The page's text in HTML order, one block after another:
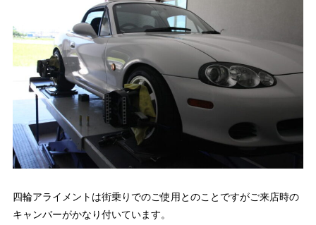
四輪アライメントは街乗りでのご使用とのことですがご来店時の
キャンバーがかなり付いています。